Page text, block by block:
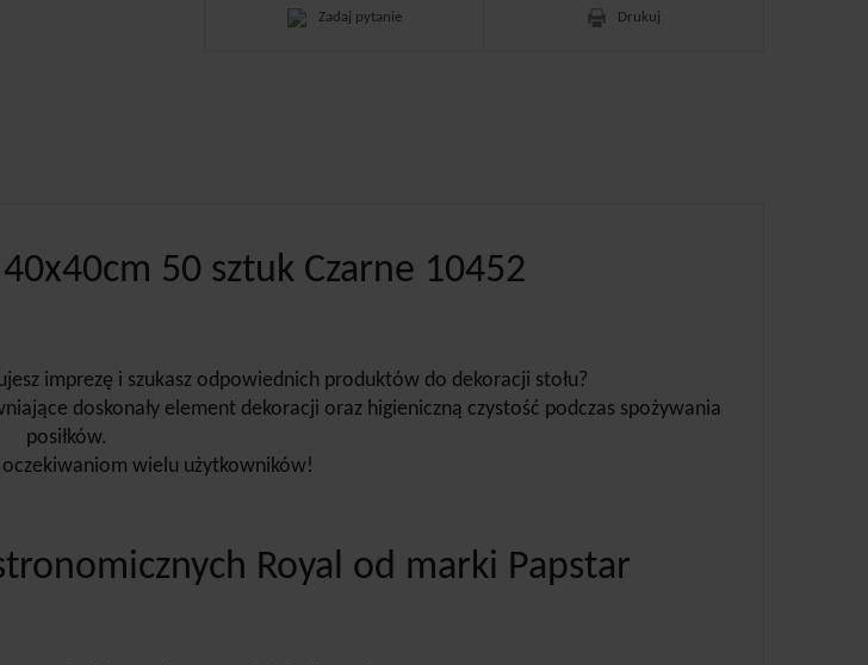
Zadaj pytanie Drukuj
50 sztuk Czarne 10452
imprezę i szukasz odpowiednich produktów do dekoracji stołu?
doskonały element dekoracji oraz higieniczną czystość podczas spożywania
posiłków.
wielu użytkowników!
Royal od marki Papstar